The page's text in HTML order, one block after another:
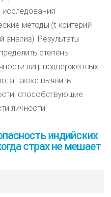
исследования
методы (t-критерий
анализ). Результаты
степень
лиц, подверженных
а также выявить
способствующие
личности.
индийских
страх не мешает